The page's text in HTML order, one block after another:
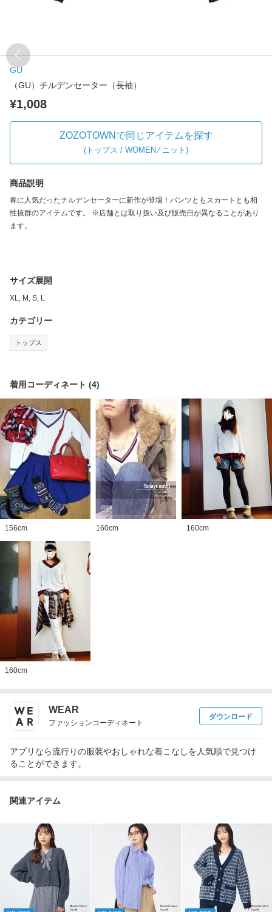
GU
（GU）チルデンセーター（長袖）
¥1,008
ZOZOTOWNで同じアイテムを探す
( トップス / WOMEN ⁄ ニット )
商品説明
春に人気だったチルデンセーターに新作が登場！パンツともスカートとも相
性抜群のアイテムです。 ※店舗とは取り扱い及び販売日が異なることがあり
ます。
サイズ展開
XL, M, S, L
カテゴリー
トップス
着用コーディネート (4)
156cm 160cm 160cm
160cm
WEAR
ファッションコーディネート
ダウンロード
アプリなら流行りの服装やおしゃれな着こなしを人気順で見つけ
ることができます。
関連アイテム